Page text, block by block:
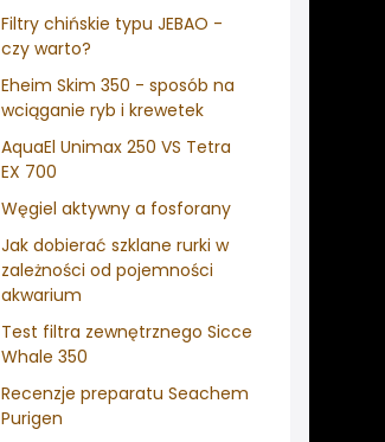
Filtry chińskie typu JEBAO -
czy warto?
Eheim Skim 350 - sposób na
wciąganie ryb i krewetek
AquaEl Unimax 250 VS Tetra
EX 700
Węgiel aktywny a fosforany
Jak dobierać szklane rurki w
zależności od pojemności
akwarium
Test filtra zewnętrznego Sicce
Whale 350
Recenzje preparatu Seachem
Purigen